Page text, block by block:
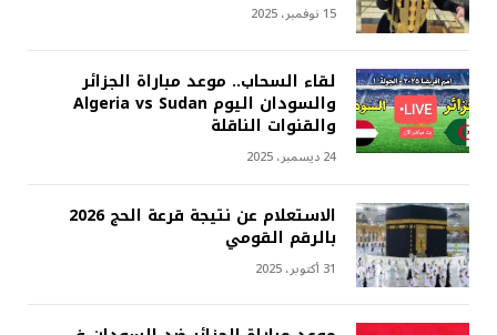
15 نوفمبر، 2025
لقاء السحاب.. موعد مباراة الجزائر
والسودان اليوم Algeria vs Sudan
والقنوات الناقلة
24 ديسمبر، 2025
الاستعلام عن نتيجة قرعة الحج 2026
بالرقم القومي
31 أكتوبر، 2025